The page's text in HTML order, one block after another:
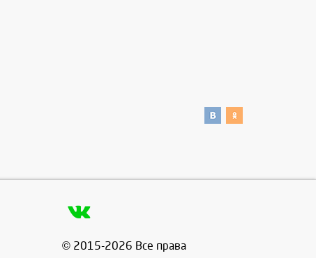
© 2015-2026 Все права